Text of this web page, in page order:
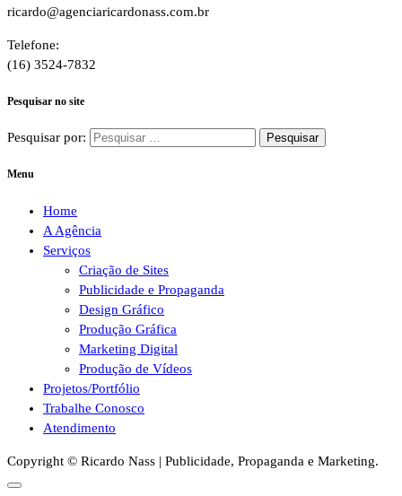
ricardo@agenciaricardonass.com.br
Telefone:
(16) 3524-7832
Pesquisar no site
Pesquisar por:
Menu
Home
A Agência
Serviços
Criação de Sites
Publicidade e Propaganda
Design Gráfico
Produção Gráfica
Marketing Digital
Produção de Vídeos
Projetos/Portfólio
Trabalhe Conosco
Atendimento
Copyright © Ricardo Nass | Publicidade, Propaganda e Marketing.